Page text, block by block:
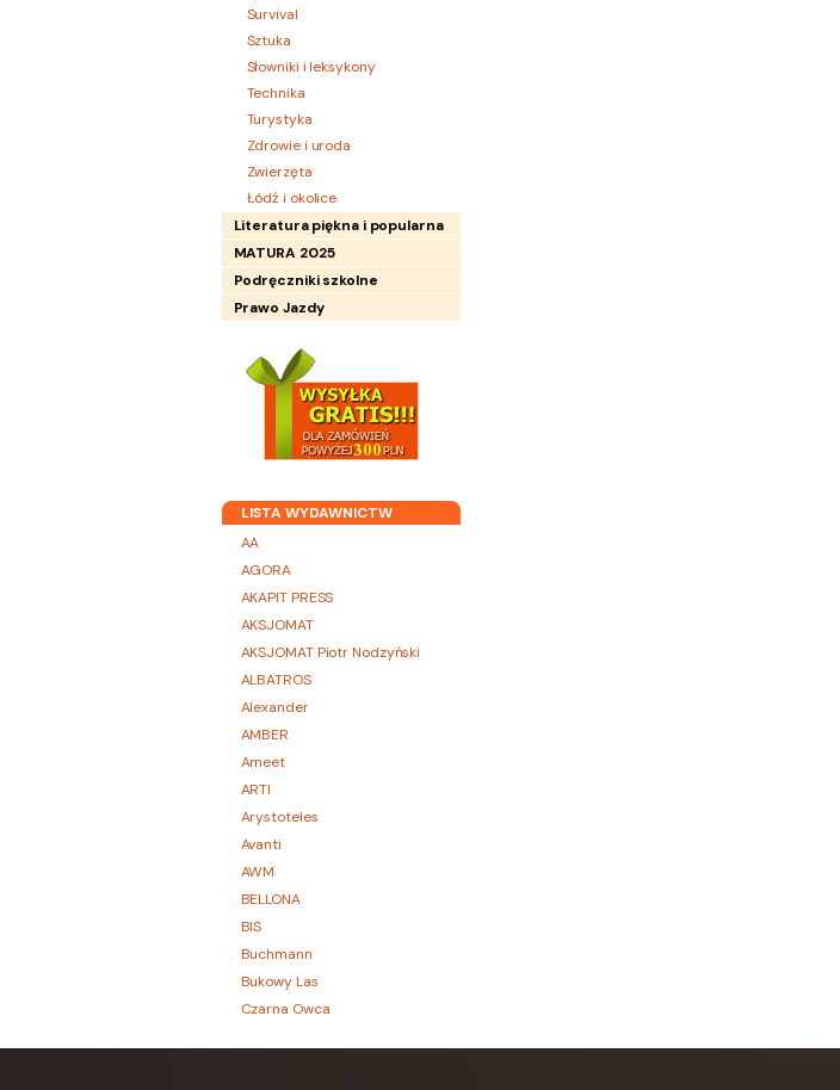
Survival
Sztuka
Słowniki i leksykony
Technika
Turystyka
Zdrowie i uroda
Zwierzęta
Łódź i okolice
Literatura piękna i popularna
MATURA 2025
Podręczniki szkolne
Prawo Jazdy
LISTA WYDAWNICTW
AA
AGORA
AKAPIT PRESS
AKSJOMAT
AKSJOMAT Piotr Nodzyński
ALBATROS
Alexander
AMBER
Ameet
ARTI
Arystoteles
Avanti
AWM
BELLONA
BIS
Buchmann
Bukowy Las
Czarna Owca